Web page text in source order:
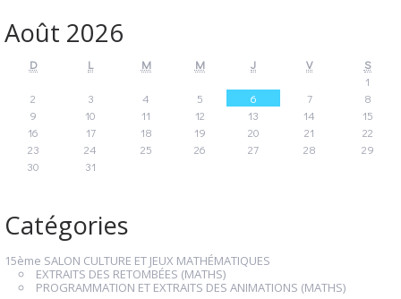
Août 2026
D L M M J V
S
1
2
3 4 5 6 7
8
9
10 11 12 13 14
15
16
17 18 19 20 21
22
23
24 25 26 27 28
29
30
31
Catégories
15ème SALON CULTURE ET JEUX MATHÉMATIQUES
EXTRAITS DES RETOMBÉES (MATHS)
PROGRAMMATION ET EXTRAITS DES ANIMATIONS (MATHS)